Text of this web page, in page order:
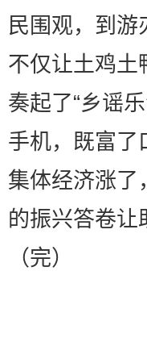
民围观，到
不仅让土鸡土
奏起了“乡谣
手机，既富了
集体经济涨了
的振兴答卷让
（完）